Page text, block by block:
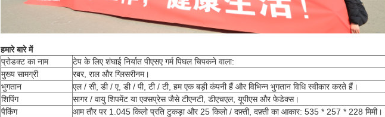
हमारे बारे में
प्रोडक्ट का नाम
टेप के लिए शंघाई निर्यात पीएसए गर्म पिघल चिपकने वाला:
मुख्य सामग्री
रबर, राल और ग्लिसरीनम।
भुगतान
एल / सी, डी / ए, डी / पी, टी / टी, हम एक बड़ी कंपनी हैं और विभिन्न भुगतान विधि स्वीकार करते हैं।
शिपिंग
सागर / वायु शिपमेंट या एक्सप्रेस जैसे टीएनटी, डीएचएल, यूपीएस और फेडेक्स।
पैकिंग
आम तौर पर 1.045 किलो प्रति टुकड़ा और 25 किलो / दफ़्ती, दफ़्ती का आकार: 535 * 257 * 228 मिमी।